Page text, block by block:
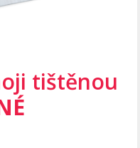
tištěnou